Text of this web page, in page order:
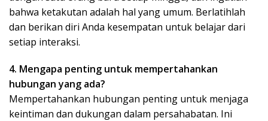
bahwa ketakutan adalah hal yang umum. Berlatihlah
dan berikan diri Anda kesempatan untuk belajar dari
setiap interaksi.
4. Mengapa penting untuk mempertahankan
hubungan yang ada?
Mempertahankan hubungan penting untuk menjaga
keintiman dan dukungan dalam persahabatan. Ini